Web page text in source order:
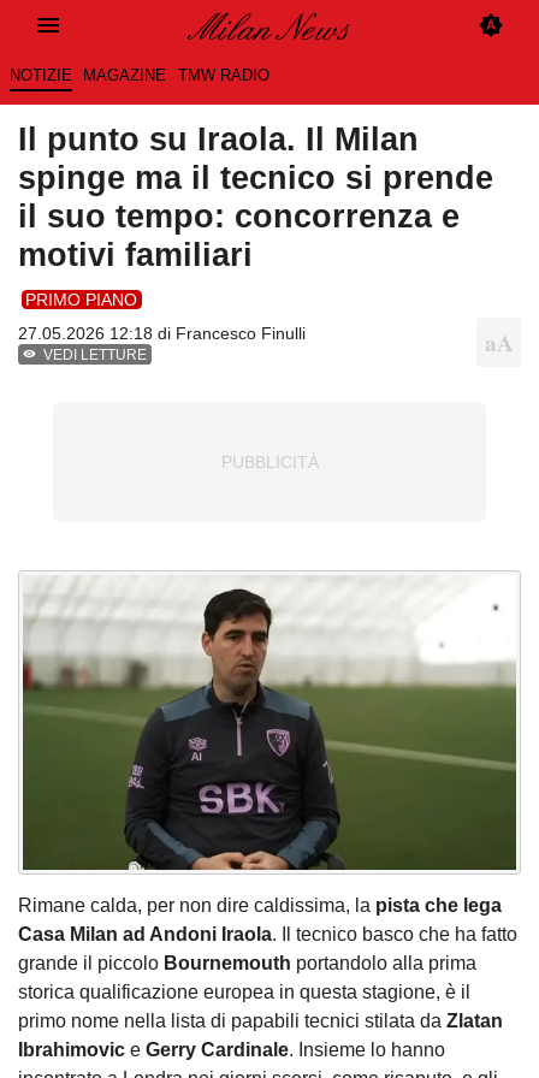
NOTIZIE MAGAZINE TMW RADIO
Il punto su Iraola. Il Milan
spinge ma il tecnico si prende
il suo tempo: concorrenza e
motivi familiari
PRIMO PIANO
27.05.2026 12:18 di Francesco Finulli
VEDI LETTURE
Rimane calda, per non dire caldissima, la pista che lega
Casa Milan ad Andoni Iraola. Il tecnico basco che ha fatto
grande il piccolo Bournemouth portandolo alla prima
storica qualificazione europea in questa stagione, è il
primo nome nella lista di papabili tecnici stilata da Zlatan
Ibrahimovic e Gerry Cardinale. Insieme lo hanno